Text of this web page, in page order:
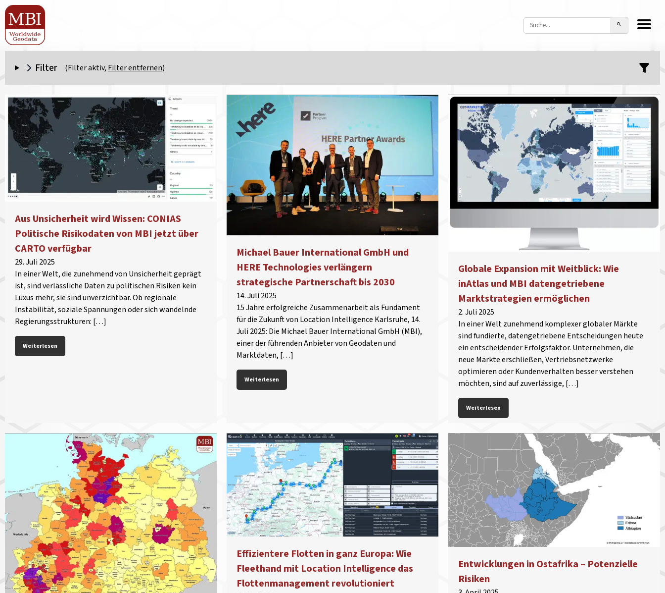
Filter (Filter aktiv, Filter entfernen)
Aus Unsicherheit wird Wissen: CONIAS
Politische Risikodaten von MBI jetzt über
CARTO verfügbar
29. Juli 2025
In einer Welt, die zunehmend von Unsicherheit geprägt
ist, sind verlässliche Daten zu politischen Risiken kein
Luxus mehr, sie sind unverzichtbar. Ob regionale
Instabilität, soziale Spannungen oder sich wandelnde
Regierungsstrukturen: […]
Weiterlesen
Michael Bauer International GmbH und
HERE Technologies verlängern
strategische Partnerschaft bis 2030
14. Juli 2025
15 Jahre erfolgreiche Zusammenarbeit als Fundament
für die Zukunft von Location Intelligence Karlsruhe, 14.
Juli 2025: Die Michael Bauer International GmbH (MBI),
einer der führenden Anbieter von Geodaten und
Marktdaten, […]
Weiterlesen
Globale Expansion mit Weitblick: Wie
inAtlas und MBI datengetriebene
Marktstrategien ermöglichen
2. Juli 2025
In einer Welt zunehmend komplexer globaler Märkte
sind fundierte, datengetriebene Entscheidungen heute
ein entscheidender Erfolgsfaktor. Unternehmen, die
neue Märkte erschließen, Vertriebsnetzwerke
optimieren oder Kundenverhalten besser verstehen
möchten, sind auf zuverlässige, […]
Weiterlesen
Effizientere Flotten in ganz Europa: Wie
Fleethand mit Location Intelligence das
Flottenmanagement revolutioniert
Entwicklungen in Ostafrika – Potenzielle
Risiken